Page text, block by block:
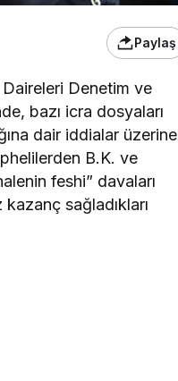
Paylaş
Daireleri Denetim ve
bazı icra dosyaları
dair iddialar üzerine
B.K. ve
feshi” davaları
sağladıkları